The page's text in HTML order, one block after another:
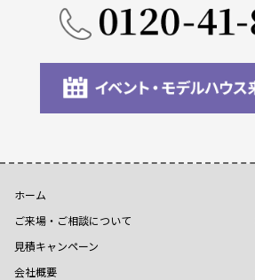
ホーム
ご来場・ご相談について
見積キャンペーン
会社概要